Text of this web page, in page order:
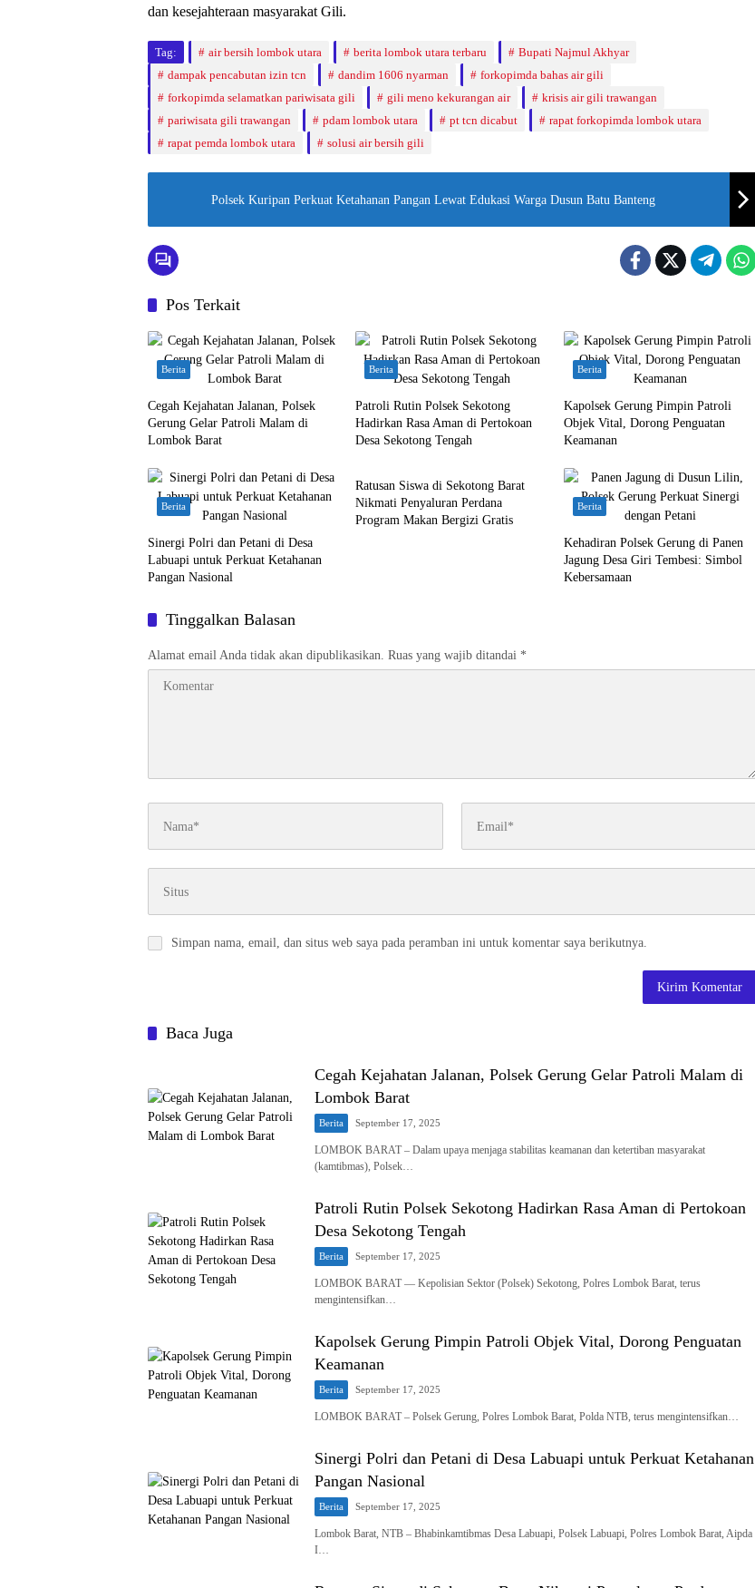
dan kesejahteraan masyarakat Gili.
Tag: air bersih lombok utara berita lombok utara terbaru
Bupati Najmul Akhyar
dampak pencabutan izin tcn
dandim 1606 nyarman
forkopimda bahas air gili
forkopimda selamatkan pariwisata gili
gili meno kekurangan air
krisis air gili trawangan
pariwisata gili trawangan
pdam lombok utara pt tcn dicabut
rapat forkopimda lombok utara
rapat pemda lombok utara
solusi air bersih gili
Polsek Kuripan Perkuat Ketahanan Pangan Lewat Edukasi Warga Dusun Batu Banteng
Pos Terkait
Berita
Cegah Kejahatan Jalanan, Polsek
Gerung Gelar Patroli Malam di
Lombok Barat
Berita
Patroli Rutin Polsek Sekotong
Hadirkan Rasa Aman di Pertokoan
Desa Sekotong Tengah
Berita
Kapolsek Gerung Pimpin Patroli
Objek Vital, Dorong Penguatan
Keamanan
Berita
Sinergi Polri dan Petani di Desa
Labuapi untuk Perkuat Ketahanan
Pangan Nasional
Ratusan Siswa di Sekotong Barat
Nikmati Penyaluran Perdana
Program Makan Bergizi Gratis
Berita
Kehadiran Polsek Gerung di Panen
Jagung Desa Giri Tembesi: Simbol
Kebersamaan
Tinggalkan Balasan
Alamat email Anda tidak akan dipublikasikan. Ruas yang wajib ditandai *
Simpan nama, email, dan situs web saya pada peramban ini untuk komentar saya berikutnya.
Baca Juga
Cegah Kejahatan Jalanan, Polsek Gerung Gelar Patroli Malam di
Lombok Barat
Berita September 17, 2025
LOMBOK BARAT – Dalam upaya menjaga stabilitas keamanan dan ketertiban masyarakat
(kamtibmas), Polsek…
Patroli Rutin Polsek Sekotong Hadirkan Rasa Aman di Pertokoan
Desa Sekotong Tengah
Berita September 17, 2025
LOMBOK BARAT — Kepolisian Sektor (Polsek) Sekotong, Polres Lombok Barat, terus
mengintensifkan…
Kapolsek Gerung Pimpin Patroli Objek Vital, Dorong Penguatan
Keamanan
Berita September 17, 2025
LOMBOK BARAT – Polsek Gerung, Polres Lombok Barat, Polda NTB, terus mengintensifkan…
Sinergi Polri dan Petani di Desa Labuapi untuk Perkuat Ketahanan
Pangan Nasional
Berita September 17, 2025
Lombok Barat, NTB – Bhabinkamtibmas Desa Labuapi, Polsek Labuapi, Polres Lombok Barat, Aipda
I…